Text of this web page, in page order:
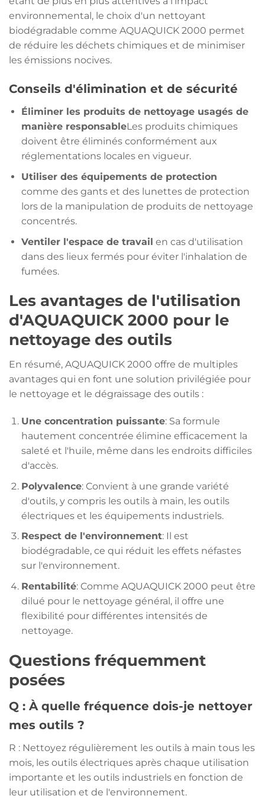
environnemental, le choix d'un nettoyant
biodégradable comme AQUAQUICK 2000 permet
de réduire les déchets chimiques et de minimiser
les émissions nocives.
Conseils d'élimination et de sécurité
Éliminer les produits de nettoyage usagés de
manière responsableLes produits chimiques
doivent être éliminés conformément aux
réglementations locales en vigueur.
Utiliser des équipements de protection
comme des gants et des lunettes de protection
lors de la manipulation de produits de nettoyage
concentrés.
Ventiler l'espace de travail en cas d'utilisation
dans des lieux fermés pour éviter l'inhalation de
fumées.
Les avantages de l'utilisation
d'AQUAQUICK 2000 pour le
nettoyage des outils
En résumé, AQUAQUICK 2000 offre de multiples
avantages qui en font une solution privilégiée pour
le nettoyage et le dégraissage des outils :
Une concentration puissante: Sa formule
hautement concentrée élimine efficacement la
saleté et l'huile, même dans les endroits difficiles
d'accès.
Polyvalence: Convient à une grande variété
d'outils, y compris les outils à main, les outils
électriques et les équipements industriels.
Respect de l'environnement: Il est
biodégradable, ce qui réduit les effets néfastes
sur l'environnement.
Rentabilité: Comme AQUAQUICK 2000 peut être
dilué pour le nettoyage général, il offre une
flexibilité pour différentes intensités de
nettoyage.
Questions fréquemment
posées
Q : À quelle fréquence dois-je nettoyer
mes outils ?
R : Nettoyez régulièrement les outils à main tous les
mois, les outils électriques après chaque utilisation
importante et les outils industriels en fonction de
leur utilisation et de l'environnement.